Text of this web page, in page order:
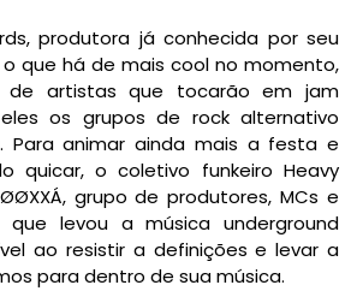
produtora já conhecida por seu
que há de mais cool no momento,
de artistas que tocarão em jam
os grupos de rock alternativo
Para animar ainda mais a festa e
quicar, o coletivo funkeiro Heavy
grupo de produtores, MCs e
que levou a música underground
ao resistir a definições e levar a
para dentro de sua música.